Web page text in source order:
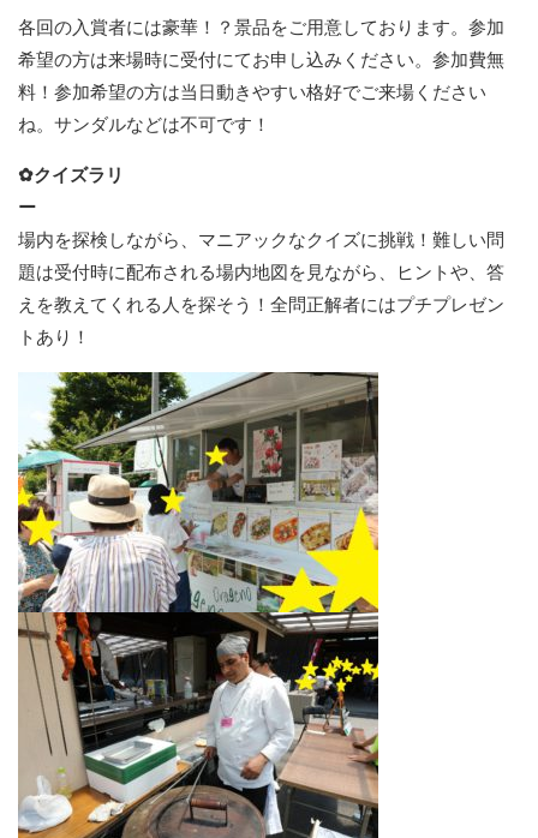
各回の入賞者には豪華！？景品をご用意しております。参加
希望の方は来場時に受付にてお申し込みください。参加費無
料！参加希望の方は当日動きやすい格好でご来場ください
ね。サンダルなどは不可です！
✿クイズラリ
ー
場内を探検しながら、マニアックなクイズに挑戦！難しい問
題は受付時に配布される場内地図を見ながら、ヒントや、答
えを教えてくれる人を探そう！全問正解者にはプチプレゼン
トあり！